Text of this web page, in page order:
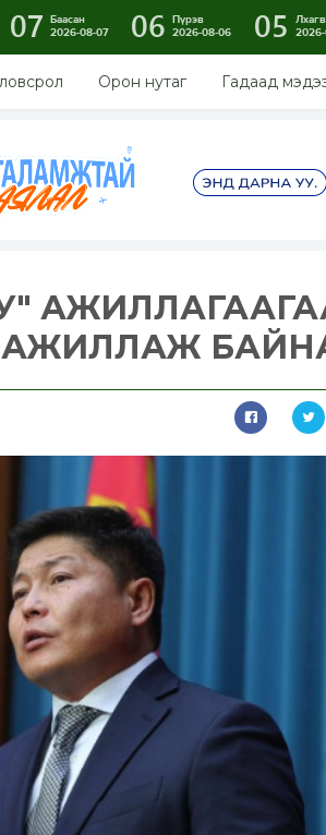
07 Баасан
2026-08-07
06 Пүрэв
2026-08-06
05
Орон нутаг Гадаад
АЖИЛЛАЖ